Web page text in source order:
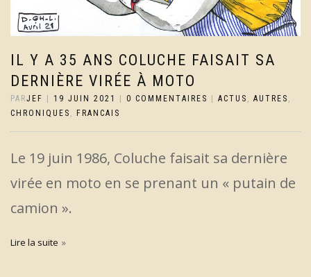
IL Y A 35 ANS COLUCHE FAISAIT SA
DERNIÈRE VIRÉE À MOTO
PARJEF 19 JUIN 2021 0 COMMENTAIRES ACTUS , AUTRES ,
CHRONIQUES , FRANCAIS
Le 19 juin 1986, Coluche faisait sa dernière
virée en moto en se prenant un « putain de
camion ».
Lire la suite